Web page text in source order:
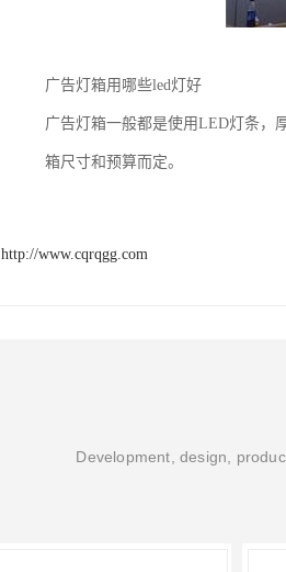
广告灯箱用哪些led灯好
广告灯箱一般都是使用LED灯条，
箱尺寸和预算而定。
http://www.cqrqgg.com
Development, design,